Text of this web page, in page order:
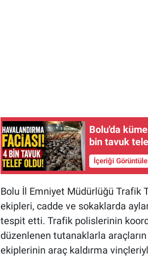
Bolu'da
bin tavuk
İçeriği Görüntüle
Bolu İl Emniyet Müdürlüğü Trafik
ekipleri, cadde ve sokaklarda
tespit etti. Trafik polislerinin
düzenlenen tutanaklarla araçların
ekiplerinin araç kaldırma